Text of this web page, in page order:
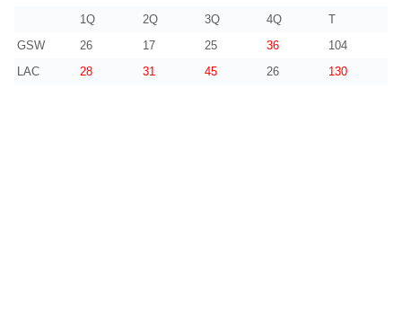
1Q 2Q 3Q 4Q
T
GSW
26 17 25 36
104
LAC
28 31 45 26 130